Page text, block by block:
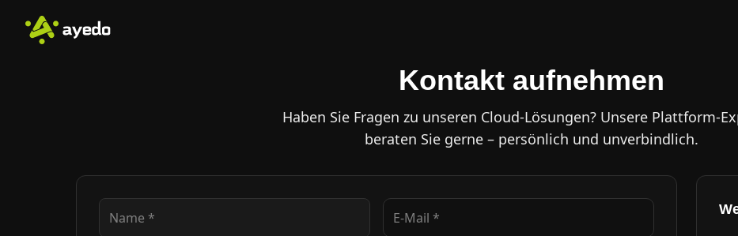
Kontakt aufnehmen
Haben Sie Fragen zu unseren Cloud-Lösungen? Unsere Plattform-
beraten Sie gerne – persönlich und unverbindlich.